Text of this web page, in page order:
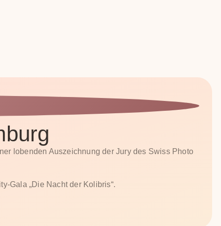
lobenden Auszeichnung der Jury des Swiss Photo
Gala „Die Nacht der Kolibris“.